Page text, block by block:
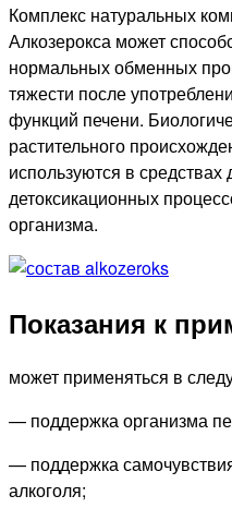
Комплекс натуральных
Алкозерокса может
нормальных обменных
тяжести после
функций печени.
растительного
используются в
детоксикационных
организма.
Показания к
может применяться в
— поддержка организма
— поддержка
алкоголя;